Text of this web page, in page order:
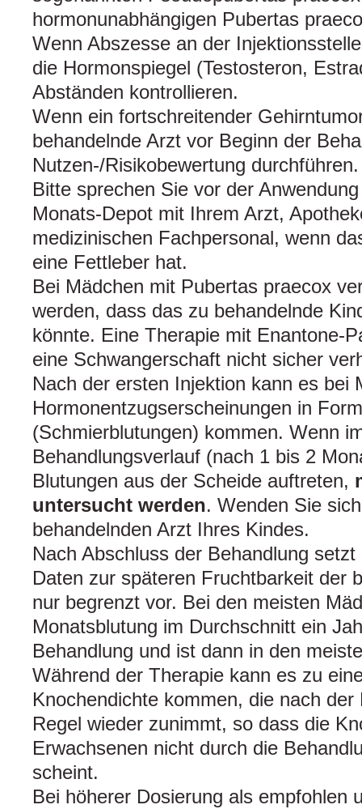
hormonunabhängigen Pubertas
Wenn Abszesse an der
die Hormonspiegel (Testosteron,
Abständen kontrollieren.
Wenn ein fortschreitender
behandelnde Arzt vor Beginn der
Nutzen-/Risikobewertung durchführen.
Bitte sprechen Sie vor der
Monats-Depot mit Ihrem Arzt,
medizinischen Fachpersonal, wenn
eine Fettleber hat.
Bei Mädchen mit Pubertas praecox
werden, dass das zu behandelnde
könnte. Eine Therapie mit Enantone-
eine Schwangerschaft nicht sicher
Nach der ersten Injektion kann es bei
Hormonentzugserscheinungen in
(Schmierblutungen) kommen. Wenn
Behandlungsverlauf (nach 1 bis 2
Blutungen aus der Scheide auftreten,
untersucht werden. Wenden Sie
behandelnden Arzt Ihres Kindes.
Nach Abschluss der Behandlung
Daten zur späteren Fruchtbarkeit der
nur begrenzt vor. Bei den meisten
Monatsblutung im Durchschnitt ein
Behandlung und ist dann in den
Während der Therapie kann es zu
Knochendichte kommen, die nach der
Regel wieder zunimmt, so dass die
Erwachsenen nicht durch die
scheint.
Bei höherer Dosierung als empfohlen